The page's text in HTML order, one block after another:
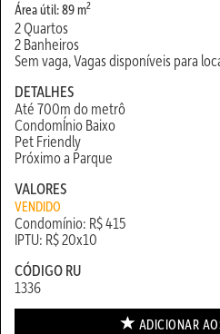
Área útil: 89 m2
2 Quartos
2 Banheiros
Sem vaga, Vagas disponíveis para
DETALHES
Até 700m do metrô
CondomÍnio Baixo
Pet Friendly
Próximo a Parque
VALORES
VENDIDO
Condomínio: R$ 415
IPTU: R$ 20x10
CÓDIGO RU
1336
ADICIONAR